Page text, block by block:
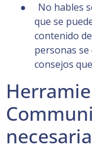
● No hables
que se
contenido
personas
consejos